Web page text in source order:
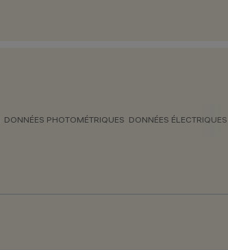
DONNÉES PHOTOMÉTRIQUES DONNÉES ÉLECTRIQUES